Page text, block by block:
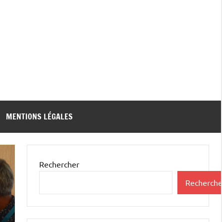
MENTIONS LÉGALES
Rechercher